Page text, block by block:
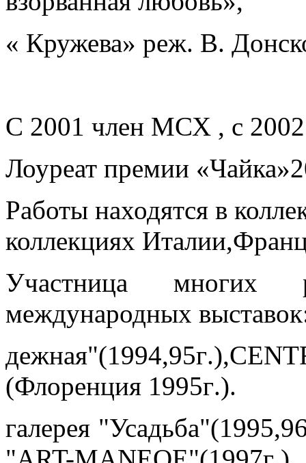
« Кружева» реж. В.
С 2001 член МСХ , с
Лоуреат премии
Работы находятся в
коллекциях
Участница многих
международных
дежная"(1994,95г
(Флоренция 1995г.).
галерея "Усадьба